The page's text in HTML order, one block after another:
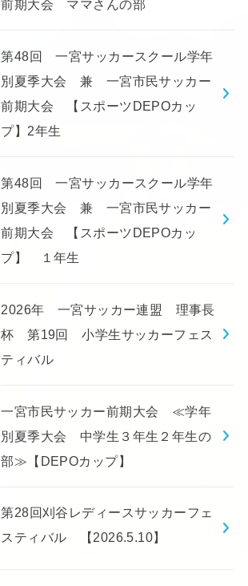
前期大会 ママさんの部
第48回 一宮サッカースクール学年
別夏季大会 兼 一宮市民サッカー
前期大会 【スポーツDEPOカッ
プ】2年生
第48回 一宮サッカースクール学年
別夏季大会 兼 一宮市民サッカー
前期大会 【スポーツDEPOカッ
プ】 １年生
2026年 一宮サッカー連盟 理事長
杯 第19回 小学生サッカーフェス
ティバル
一宮市民サッカー前期大会 ≪学年
別夏季大会 中学生３年生２年生の
部≫【DEPOカップ】
第28回刈谷レディースサッカーフェ
スティバル 【2026.5.10】